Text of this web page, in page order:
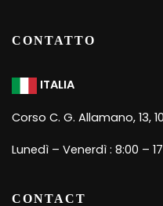
CONTATTO
ITALIA
Corso C. G. Allamano, 13,
Lunedì – Venerdì : 8:00 –
CONTACT